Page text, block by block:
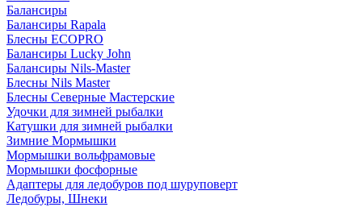
Балансиры
Балансиры Rapala
Блесны ECOPRO
Балансиры Lucky John
Балансиры Nils-Master
Блесны Nils Master
Блесны Северные Мастерские
Удочки для зимней рыбалки
Катушки для зимней рыбалки
Зимние Мормышки
Мормышки вольфрамовые
Мормышки фосфорные
Адаптеры для ледобуров под шуруповерт
Ледобуры, Шнеки